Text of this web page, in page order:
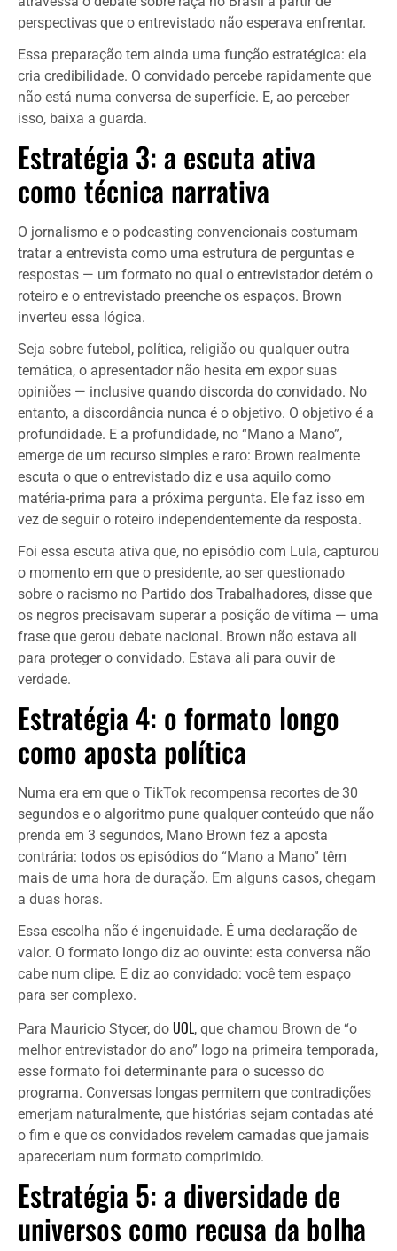
perspectivas que o entrevistado não esperava enfrentar.
Essa preparação tem ainda uma função estratégica: ela
cria credibilidade. O convidado percebe rapidamente que
não está numa conversa de superfície. E, ao perceber
isso, baixa a guarda.
Estratégia 3: a escuta ativa
como técnica narrativa
O jornalismo e o podcasting convencionais costumam
tratar a entrevista como uma estrutura de perguntas e
respostas — um formato no qual o entrevistador detém o
roteiro e o entrevistado preenche os espaços. Brown
inverteu essa lógica.
Seja sobre futebol, política, religião ou qualquer outra
temática, o apresentador não hesita em expor suas
opiniões — inclusive quando discorda do convidado. No
entanto, a discordância nunca é o objetivo. O objetivo é a
profundidade. E a profundidade, no “Mano a Mano”,
emerge de um recurso simples e raro: Brown realmente
escuta o que o entrevistado diz e usa aquilo como
matéria-prima para a próxima pergunta. Ele faz isso em
vez de seguir o roteiro independentemente da resposta.
Foi essa escuta ativa que, no episódio com Lula, capturou
o momento em que o presidente, ao ser questionado
sobre o racismo no Partido dos Trabalhadores, disse que
os negros precisavam superar a posição de vítima — uma
frase que gerou debate nacional. Brown não estava ali
para proteger o convidado. Estava ali para ouvir de
verdade.
Estratégia 4: o formato longo
como aposta política
Numa era em que o TikTok recompensa recortes de 30
segundos e o algoritmo pune qualquer conteúdo que não
prenda em 3 segundos, Mano Brown fez a aposta
contrária: todos os episódios do “Mano a Mano” têm
mais de uma hora de duração. Em alguns casos, chegam
a duas horas.
Essa escolha não é ingenuidade. É uma declaração de
valor. O formato longo diz ao ouvinte: esta conversa não
cabe num clipe. E diz ao convidado: você tem espaço
para ser complexo.
Para Mauricio Stycer, do UOL, que chamou Brown de “o
melhor entrevistador do ano” logo na primeira temporada,
esse formato foi determinante para o sucesso do
programa. Conversas longas permitem que contradições
emerjam naturalmente, que histórias sejam contadas até
o fim e que os convidados revelem camadas que jamais
apareceriam num formato comprimido.
Estratégia 5: a diversidade de
universos como recusa da bolha